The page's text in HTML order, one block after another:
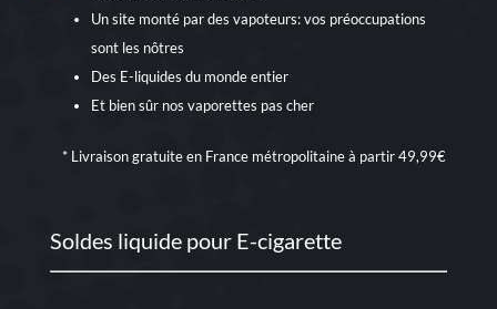
Un site monté par des vapoteurs: vos préoccupations
sont les nôtres
Des E-liquides du monde entier
Et bien sûr nos vaporettes pas cher
* Livraison gratuite en France métropolitaine à partir 49,99€
Soldes liquide pour E-cigarette